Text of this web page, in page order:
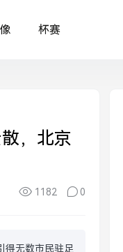
杯赛
，北京
1182 0
得无数市民驻足